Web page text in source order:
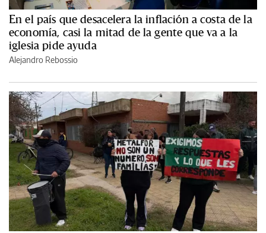
En el país que desacelera la inflación a costa de la
economía, casi la mitad de la gente que va a la
iglesia pide ayuda
Alejandro Rebossio